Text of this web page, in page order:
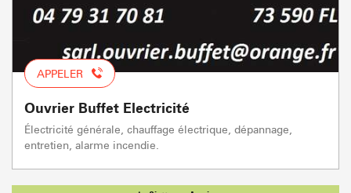
APPELER
Ouvrier Buffet Electricité
Électricité générale, chauffage électrique, dépannage,
entretien, alarme incendie.